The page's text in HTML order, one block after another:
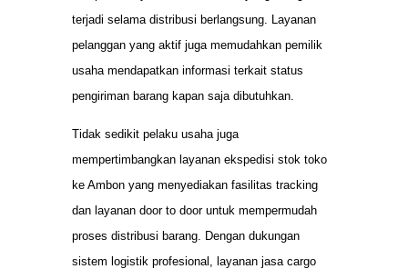
terjadi selama distribusi berlangsung. Layanan
pelanggan yang aktif juga memudahkan pemilik
usaha mendapatkan informasi terkait status
pengiriman barang kapan saja dibutuhkan.
Tidak sedikit pelaku usaha juga
mempertimbangkan layanan ekspedisi stok toko
ke Ambon yang menyediakan fasilitas tracking
dan layanan door to door untuk mempermudah
proses distribusi barang. Dengan dukungan
sistem logistik profesional, layanan jasa cargo